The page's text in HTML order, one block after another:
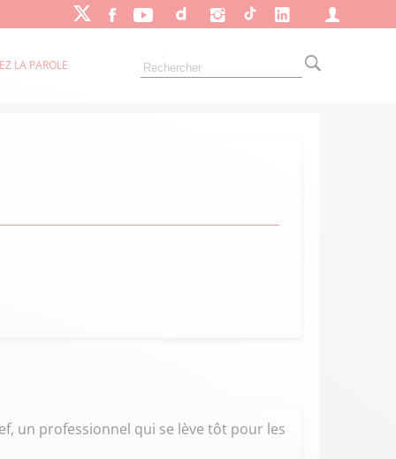
LA PAROLE
un professionnel qui se lève tôt pour les